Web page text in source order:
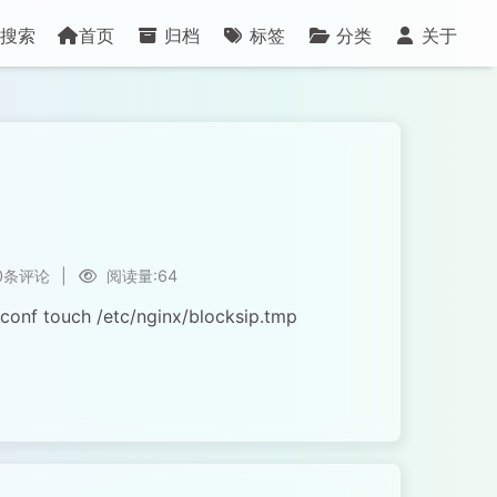
搜索 首页 归档 标签 分类 关于
评论 阅读量:64
touch /etc/nginx/blocksip.tmp